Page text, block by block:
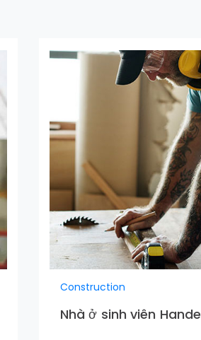
Construction
Nhà ở sinh viên Hande